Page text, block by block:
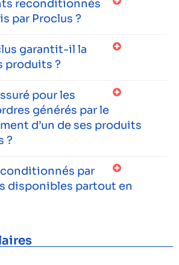
reconditionnés
par Proclus ?
garantit-il la
produits ?
pour les
générés par le
d’un de ses produits
?
par
disponibles partout en